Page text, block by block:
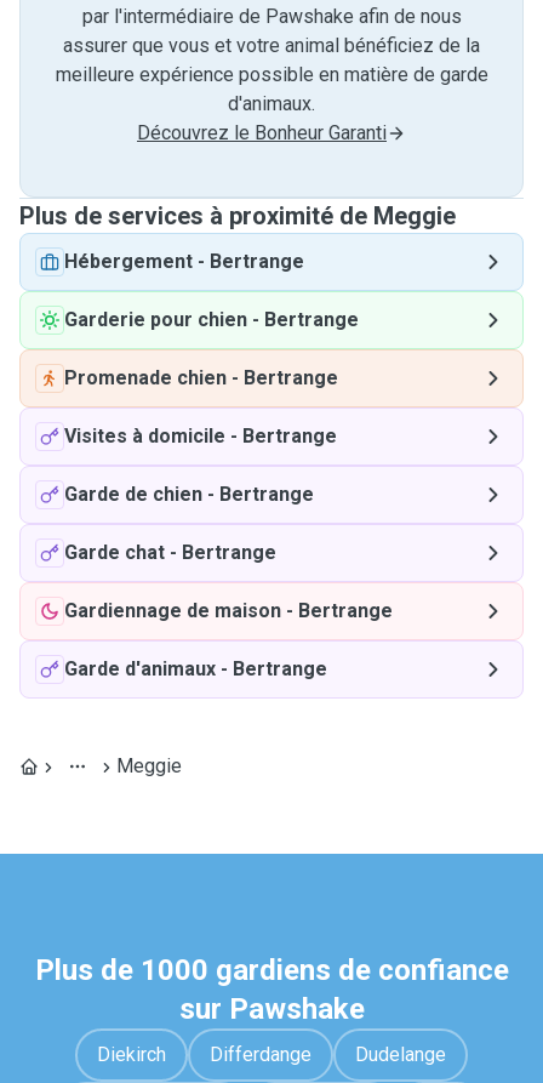
par l'intermédiaire de Pawshake afin de nous
assurer que vous et votre animal bénéficiez de la
meilleure expérience possible en matière de garde
d'animaux.
Découvrez le Bonheur Garanti
Plus de services à proximité de Meggie
Hébergement - Bertrange
Garderie pour chien - Bertrange
Promenade chien - Bertrange
Visites à domicile - Bertrange
Garde de chien - Bertrange
Garde chat - Bertrange
Gardiennage de maison - Bertrange
Garde d'animaux - Bertrange
Meggie
Plus de 1000 gardiens de confiance
sur Pawshake
Diekirch Differdange Dudelange